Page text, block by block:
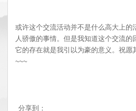
或许这个交流活动并不是什么高大上的
人骄傲的事情。但是我知道这个交流的
它的存在就是我引以为豪的意义。祝愿
~~~
分享到：